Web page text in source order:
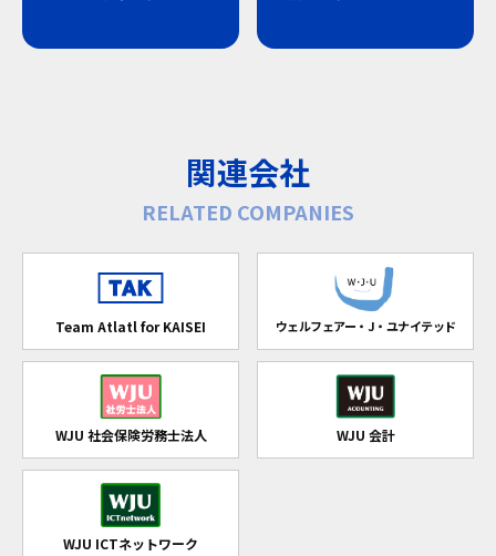
関連会社
RELATED COMPANIES
Team Atlatl for KAISEI ウェルフェアー・J・ユナイテッド
WJU 社会保険労務士法人 WJU 会計
WJU ICTネットワーク